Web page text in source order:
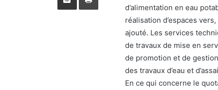
d’alimentation en eau
réalisation d’espaces
ajouté. Les services
de travaux de mise en
de promotion et de
des travaux d’eau et
En ce qui concerne le